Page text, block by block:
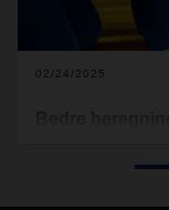
02/24/2025
hver dag. Fra